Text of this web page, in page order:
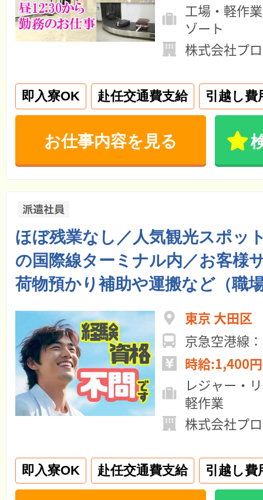
工場・軽作
ゾート
株式会社プ
即入寮OK 赴任交通費支給 引越し費
お仕事内容を見る
ほぼ残業なし／人気観光スポッ
の国際線ターミナル内／お客様
荷物預かり補助や運搬など（職
東京 大田区
京急空港線
時給:1,400
レジャー・
軽作業
株式会社プ
即入寮OK 赴任交通費支給 引越し費